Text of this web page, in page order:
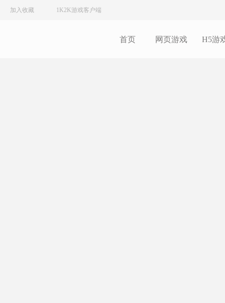
加入收藏 1K2K游戏客户端
首页 网页游戏 H5游